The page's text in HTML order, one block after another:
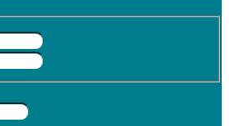
r
f